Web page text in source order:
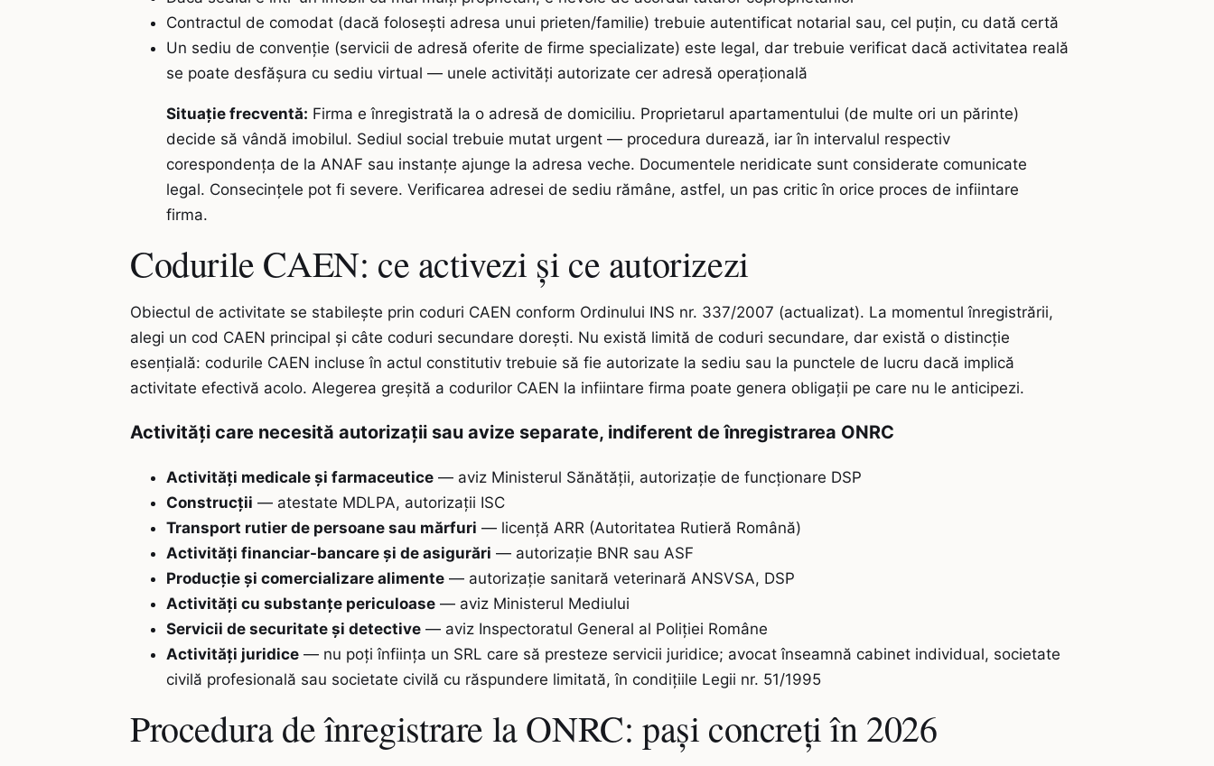
Contractul de comodat (dacă folosești adresa unui prieten/familie) trebuie autentificat notarial sau, cel puțin, cu dată certă
Un sediu de convenție (servicii de adresă oferite de firme specializate) este legal, dar trebuie verificat dacă activitatea reală
se poate desfășura cu sediu virtual — unele activități autorizate cer adresă operațională
Situație frecventă: Firma e înregistrată la o adresă de domiciliu. Proprietarul apartamentului (de multe ori un părinte)
decide să vândă imobilul. Sediul social trebuie mutat urgent — procedura durează, iar în intervalul respectiv
corespondența de la ANAF sau instanțe ajunge la adresa veche. Documentele neridicate sunt considerate comunicate
legal. Consecințele pot fi severe. Verificarea adresei de sediu rămâne, astfel, un pas critic în orice proces de infiintare
firma.
Codurile CAEN: ce activezi și ce autorizezi
Obiectul de activitate se stabilește prin coduri CAEN conform Ordinului INS nr. 337/2007 (actualizat). La momentul înregistrării,
alegi un cod CAEN principal și câte coduri secundare dorești. Nu există limită de coduri secundare, dar există o distincție
esențială: codurile CAEN incluse în actul constitutiv trebuie să fie autorizate la sediu sau la punctele de lucru dacă implică
activitate efectivă acolo. Alegerea greșită a codurilor CAEN la infiintare firma poate genera obligații pe care nu le anticipezi.
Activități care necesită autorizații sau avize separate, indiferent de înregistrarea ONRC
Activități medicale și farmaceutice — aviz Ministerul Sănătății, autorizație de funcționare DSP
Construcții — atestate MDLPA, autorizații ISC
Transport rutier de persoane sau mărfuri — licență ARR (Autoritatea Rutieră Română)
Activități financiar-bancare și de asigurări — autorizație BNR sau ASF
Producție și comercializare alimente — autorizație sanitară veterinară ANSVSA, DSP
Activități cu substanțe periculoase — aviz Ministerul Mediului
Servicii de securitate și detective — aviz Inspectoratul General al Poliției Române
Activități juridice — nu poți înființa un SRL care să presteze servicii juridice; avocat înseamnă cabinet individual, societate
civilă profesională sau societate civilă cu răspundere limitată, în condițiile Legii nr. 51/1995
Procedura de înregistrare la ONRC: pași concreți în 2026